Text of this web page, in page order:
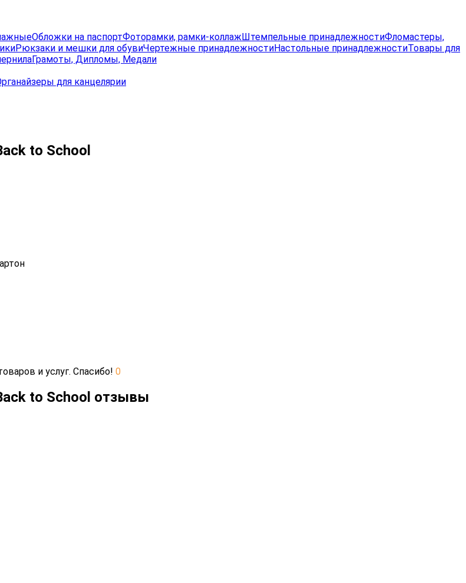
Обложки на паспортФоторамки, рамки-коллажШтемпельные принадлежностиФломастеры,
Рюкзаки и мешки для обувиЧертежные принадлежностиНастольные принадлежностиТовары для
Грамоты, Дипломы, Медали
для канцелярии
to School
и услуг. Спасибо! 0
to School отзывы